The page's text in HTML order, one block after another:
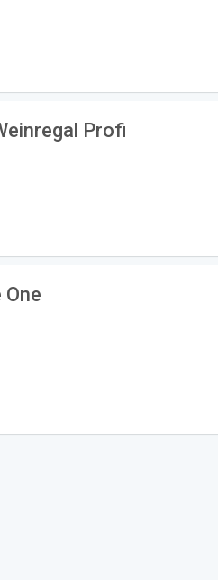
Profi